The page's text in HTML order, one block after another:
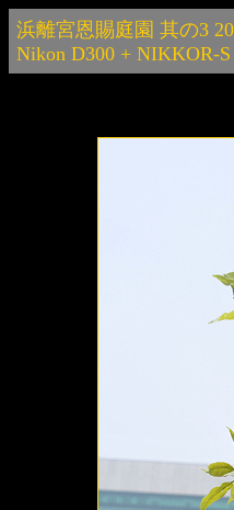
浜離宮恩賜庭園 其の3
Nikon D300 + NIKKOR-